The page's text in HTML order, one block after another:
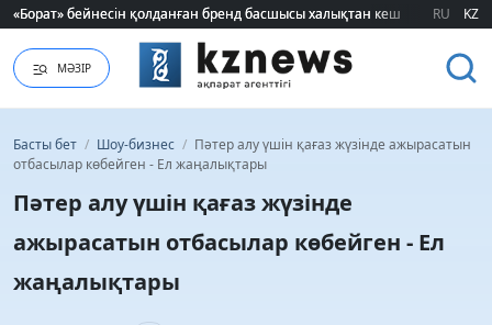
«Борат» бейнесін қолданған бренд басшысы халықтан кешірім сұрады
«Борат» бейнесін қолданған бренд басшысы халықтан кешірім сұрады
RU KZ
МӘЗІР
Басты бет / Шоу-бизнес / Пәтер алу үшін қағаз жүзінде ажырасатын
отбасылар көбейген - Ел жаңалықтары
Пәтер алу үшін қағаз жүзінде
ажырасатын отбасылар көбейген - Ел
жаңалықтары